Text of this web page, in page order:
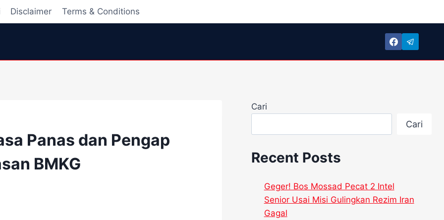
Disclaimer Terms & Conditions
Panas dan Pengap
BMKG
Cari
Cari
Recent Posts
Geger! Bos Mossad Pecat 2 Intel
Senior Usai Misi Gulingkan Rezim Iran
Gagal